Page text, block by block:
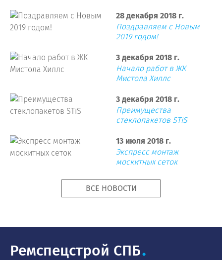
28 декабря 2018 г.
Поздравляем с Новым
2019 годом!
3 декабря 2018 г.
Начало работ в ЖК
Мистола Хиллс
3 декабря 2018 г.
Преимущества
стеклопакетов STiS
13 июля 2018 г.
Экспресс монтаж
москитных сеток
ВСЕ НОВОСТИ
Ремспецстрой СПБ.